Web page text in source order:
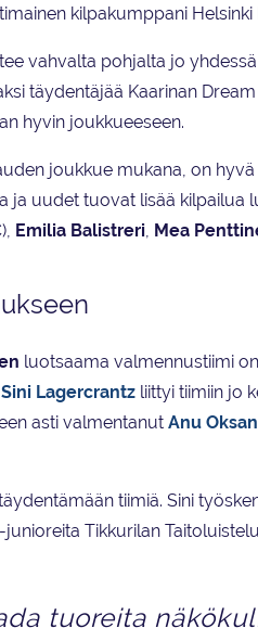
kilpakumppani Helsinki
vahvalta pohjalta jo
täydentäjää Kaarinan
hyvin joukkueeseen.
joukkue mukana, on
ja uudet tuovat lisää
Emilia Balistreri, Mea
luotsaama valmennustiimi
Sini Lagercrantz liittyi tiimiin jo
asti valmentanut Anu
tiimiä. Sini
Tikkurilan
tuoreita